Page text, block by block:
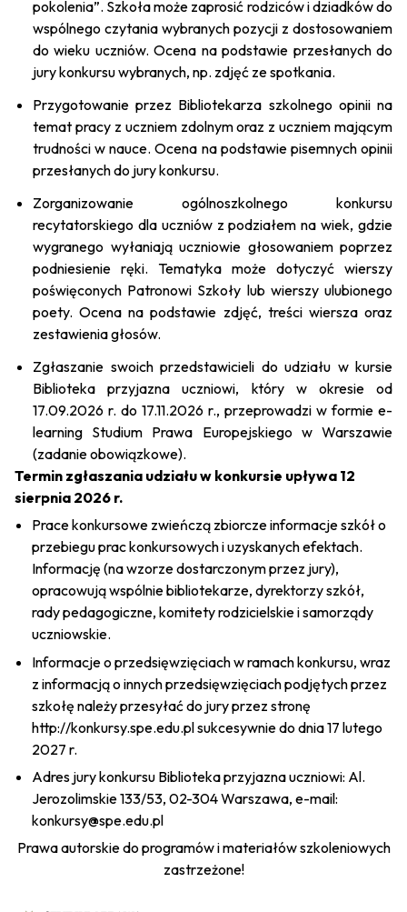
pokolenia”. Szkoła może zaprosić rodziców i dziadków do
wspólnego czytania wybranych pozycji z dostosowaniem
do wieku uczniów. Ocena na podstawie przesłanych do
jury konkursu wybranych, np. zdjęć ze spotkania.
Przygotowanie przez Bibliotekarza szkolnego opinii na
temat pracy z uczniem zdolnym oraz z uczniem mającym
trudności w nauce. Ocena na podstawie pisemnych opinii
przesłanych do jury konkursu.
Zorganizowanie ogólnoszkolnego konkursu
recytatorskiego dla uczniów z podziałem na wiek, gdzie
wygranego wyłaniają uczniowie głosowaniem poprzez
podniesienie ręki. Tematyka może dotyczyć wierszy
poświęconych Patronowi Szkoły lub wierszy ulubionego
poety. Ocena na podstawie zdjęć, treści wiersza oraz
zestawienia głosów.
Zgłaszanie swoich przedstawicieli do udziału w kursie
Biblioteka przyjazna uczniowi, który w okresie od
17.09.2026 r. do 17.11.2026 r., przeprowadzi w formie e-
learning Studium Prawa Europejskiego w Warszawie
(zadanie obowiązkowe).
Termin zgłaszania udziału w konkursie upływa 12
sierpnia 2026 r.
Prace konkursowe zwieńczą zbiorcze informacje szkół o
przebiegu prac konkursowych i uzyskanych efektach.
Informację (na wzorze dostarczonym przez jury),
opracowują wspólnie bibliotekarze, dyrektorzy szkół,
rady pedagogiczne, komitety rodzicielskie i samorządy
uczniowskie.
Informacje o przedsięwzięciach w ramach konkursu, wraz
z informacją o innych przedsięwzięciach podjętych przez
szkołę należy przesyłać do jury przez stronę
http://konkursy.spe.edu.plsukcesywnie do dnia 17 lutego
2027 r.
Adres jury konkursu Biblioteka przyjazna uczniowi: Al.
Jerozolimskie 133/53, 02-304 Warszawa, e-mail:
konkursy@spe.edu.pl
Prawa autorskie do programów i materiałów szkoleniowych
zastrzeżone!